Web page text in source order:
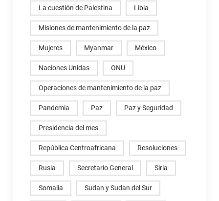
La cuestión de Palestina Libia
Misiones de mantenimiento de la paz
Mujeres Myanmar México
Naciones Unidas ONU
Operaciones de mantenimiento de la paz
Pandemia Paz Paz y Seguridad
Presidencia del mes
República Centroafricana Resoluciones
Rusia Secretario General Siria
Somalia Sudan y Sudan del Sur